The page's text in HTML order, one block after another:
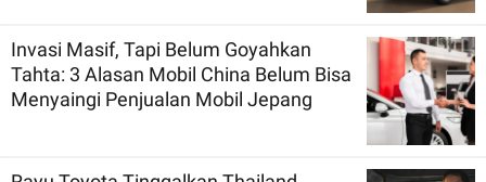
Invasi Masif, Tapi Belum Goyahkan
Tahta: 3 Alasan Mobil China Belum Bisa
Menyaingi Penjualan Mobil Jepang